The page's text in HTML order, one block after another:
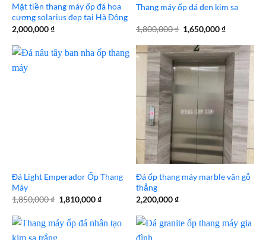
Mặt tiền thang máy ốp đá hoa
cương solarius đep tại Hà Đông
2,000,000₫
Thang máy ốp đá đen kim sa
1,800,000₫ Giá
gốc
là:
1,800,000 ₫.
1,650,000₫Giá
tại
là:
1,650,000
Đá Light Emperador Ốp Thang
Máy
1,850,000₫ Giá
gốc
1,850,000 ₫.
1,810,000₫Giá
là:
1,810,000 ₫.
Đá ốp thang máy marble vân gỗ
thẳng
2,200,000₫